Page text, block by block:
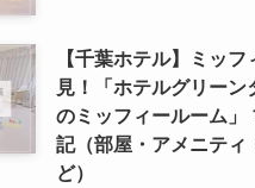
【千葉ホテル】ミッ
見！「ホテルグリーン
のミッフィールーム」
記（部屋・アメニティ
ど）